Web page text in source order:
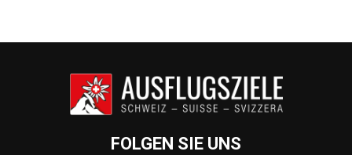
FOLGEN SIE UNS